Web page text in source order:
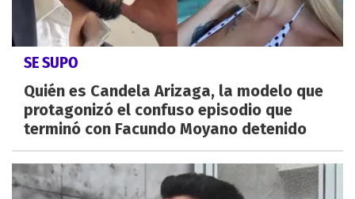
SE SUPO
Quién es Candela Arizaga, la modelo que
protagonizó el confuso episodio que
terminó con Facundo Moyano detenido